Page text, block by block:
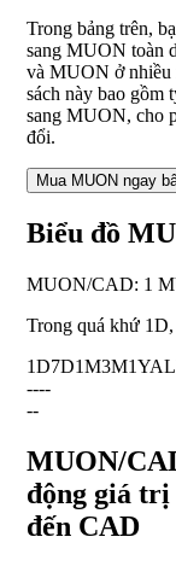
Trong bảng trên,
sang MUON toàn
và MUON ở nhiều
sách này bao
sang MUON, cho
đổi.
Mua MUON ngay
Biểu đồ
MUON/CAD: 1
Trong quá khứ
1D7D1M3M1Y
----
--
MUON/
động giá
đến CAD